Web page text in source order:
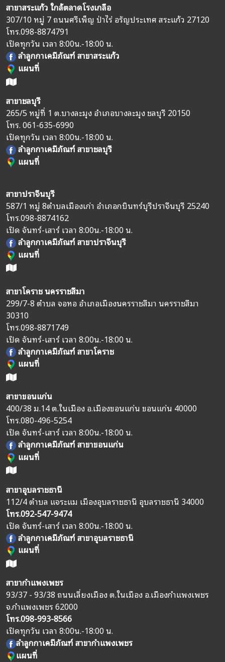
สาขาสระแก้ว ใกล้ตลาดโรงเกลือ
307/10 หมู่ 7 ถนนศรีเพ็ญ ป่าไร่ อรัญประเทศ สระแก้ว 27120
โทร.098-8874791
เปิดทุกวัน เวลา 8:00น.-18:00 น.
ลำลูกกาเคมีภัณฑ์ สาขาสระแก้ว
แผนที่
สาขาชลบุรี
265/5 หมู่ที่ 1 ต.บางละมุง อำเภอบางละมุง ชลบุรี 20150
โทร.061-635-6990
เปิดทุกวัน เวลา 8:00น.-18:00 น.
ลำลูกกาเคมีภัณฑ์ สาขาชลบุรี
แผนที่
สาขาปราจีนบุรี
587/1 หมู่ 8ตำบลเมืองเก่า อำเภอกบินทร์บุรีปราจีนบุรี 25240
โทร.098-8874162
เปิด จันทร์-เสาร์ เวลา 8:00น.-18:00 น.
ลำลูกกาเคมีภัณฑ์ สาขาปราจีนบุรี
แผนที่
สาขาโคราช นครราชสีมา
299/7-8 ตำบล จอหอ อำเภอเมืองนครราชสีมา นครราชสีมา
30310
โทร.098-8871749
เปิด จันทร์-เสาร์ เวลา 8:00น.-18:00 น.
ลำลูกกาเคมีภัณฑ์ สาขาโคราช
แผนที่
สาขาขอนแก่น
400/38 ม.14 ต.ในเมือง อ.เมืองขอนแก่น ขอนแก่น 40000
โทร.080-496-5254
เปิด จันทร์-เสาร์ เวลา 8:00น.-18:00 น.
ลำลูกกาเคมีภัณฑ์ สาขาขอนแก่น
แผนที่
สาขาอุบลราชธานี
112/4 ตำบล แจระแม เมืองอุบลราชธานี อุบลราชธานี 34000
โทร.092-547-9474
เปิด จันทร์-เสาร์ เวลา 8:00น.-18:00 น.
ลำลูกกาเคมีภัณฑ์ สาขาอุบลราชธานี
แผนที่
สาขากำแพงเพชร
93/37 - 93/38 ถนนเลี่ยงเมือง ต.ในเมือง อ.เมืองกำแพงเพชร
จ.กำแพงเพชร 62000
โทร.098-993-8566
เปิดทุกวัน เวลา 8:00น.-18:00 น.
ลำลูกกาเคมีภัณฑ์ สาขากำแพงเพชร
แผนที่